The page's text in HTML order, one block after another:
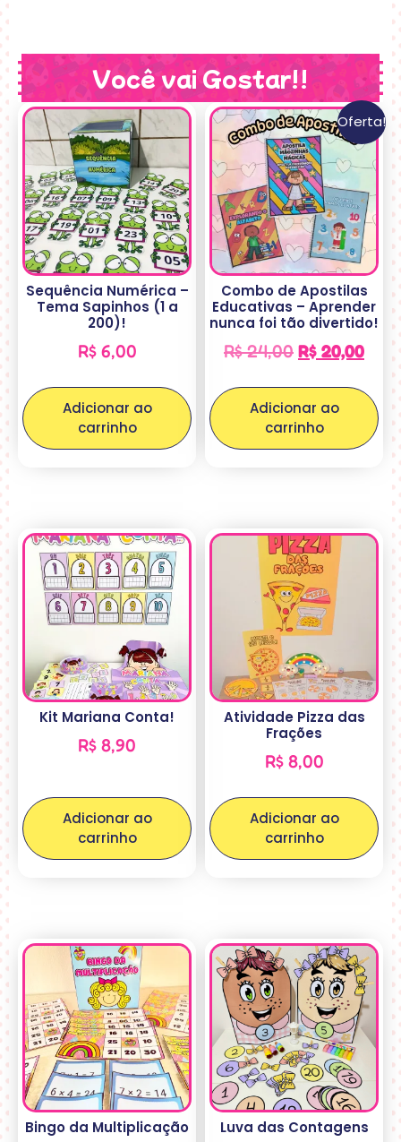
Você vai Gostar!!
Sequência Numérica –
Tema Sapinhos (1 a
200)!
R$6,00
Adicionar ao
carrinho
Oferta!
Combo de Apostilas
Educativas – Aprender
nunca foi tão divertido!
R$24,00 R$ 20,00
Adicionar ao
carrinho
Kit Mariana Conta!
R$ 8,90
Adicionar ao
carrinho
Atividade Pizza das
Frações
R$8,00
Adicionar ao
carrinho
Bingo da Multiplicação Luva das Contagens